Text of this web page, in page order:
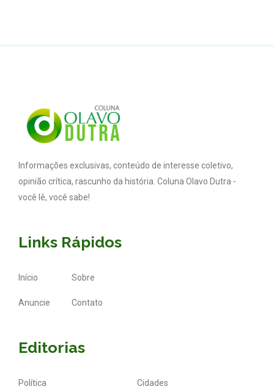
Informações exclusivas, conteúdo de interesse coletivo,
opinião crítica, rascunho da história. Coluna Olavo Dutra -
você lê, você sabe!
Links Rápidos
Início Sobre
Anuncie Contato
Editorias
Política Cidades